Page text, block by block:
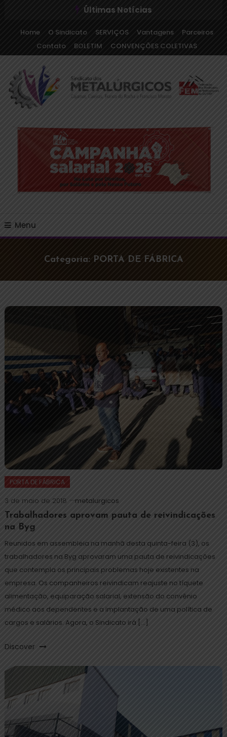
Últimas Notícias
Home O Sindicato SERVIÇOS Vantagens
Parceiros
Contato
BOLETIM CONVENÇÕES COLETIVAS
Sindicato dos
Metalúrgicos de Cajamar
e Região
Menu
Categoria: PORTA DE FÁBRICA
PORTA DE FÁBRICA
3 de maio de 2018
metalurgicos
Trabalhadores aprovam pauta de reivindicações
na Byg
Reunidos em assembleia na manhã desta quinta-feira (3), os
trabalhadores na Byg aprovaram uma pauta de reivindicações
que contempla os principais problemas hoje existentes na
empresa. Os companheiros reivindicam reajuste no tíquete
alimentação, equiparação salarial, extensão do convênio
médico aos dependentes e a implantação de uma política de
cargos e salários. Agora, o Sindicato irá […]
Discover